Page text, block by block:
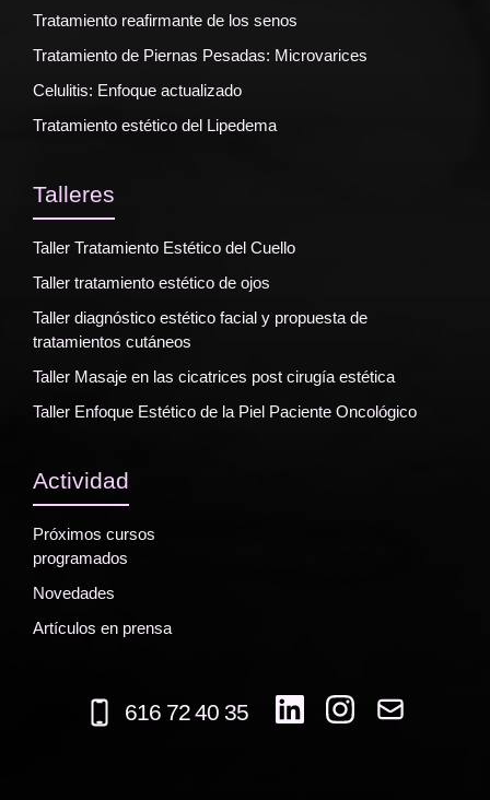
Tratamiento reafirmante de los senos
Tratamiento de Piernas Pesadas: Microvarices
Celulitis: Enfoque actualizado
Tratamiento estético del Lipedema
Talleres
Taller Tratamiento Estético del Cuello
Taller tratamiento estético de ojos
Taller diagnóstico estético facial y propuesta de
tratamientos cutáneos
Taller Masaje en las cicatrices post cirugía estética
Taller Enfoque Estético de la Piel Paciente Oncológico
Actividad
Próximos cursos
programados
Novedades
Artículos en prensa
616 72 40 35